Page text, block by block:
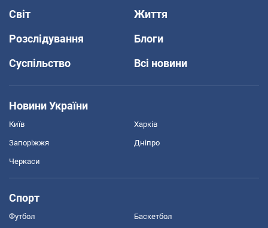
Світ
Життя
Розслідування
Блоги
Суспільство
Всі новини
Новини України
Київ Харків
Запоріжжя Дніпро
Черкаси
Спорт
Футбол Баскетбол